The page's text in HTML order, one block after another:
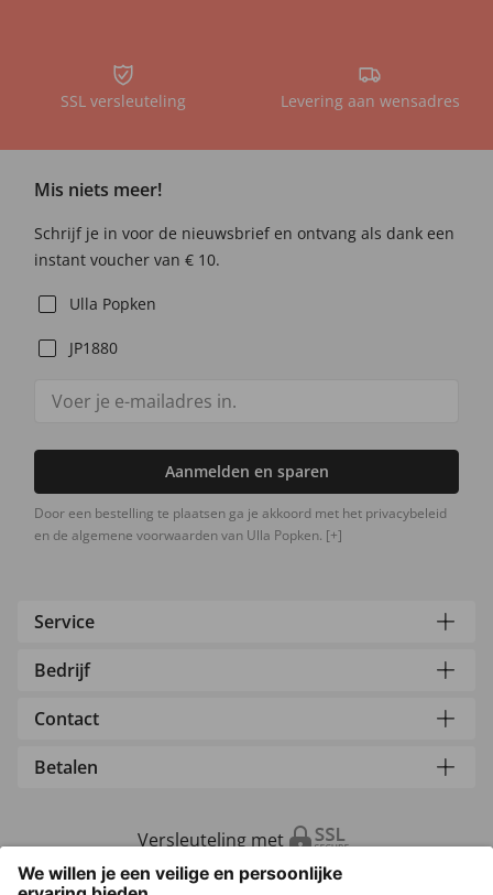
SSL versleuteling Levering aan wensadres
Mis niets meer!
Schrijf je in voor de nieuwsbrief en ontvang als dank een
instant voucher van € 10.
Ulla Popken
JP1880
Aanmelden en sparen
Door een bestelling te plaatsen ga je akkoord met het privacybeleid
en de algemene voorwaarden van Ulla Popken. [+]
Service
Bedrijf
Contact
Betalen
Versleuteling met